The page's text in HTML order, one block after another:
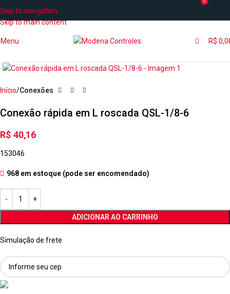
Skip to navigation
Skip to main content
Menu
0
R$
Início Conexões
Conexão rápida em L roscada QSL-1/8-6
R$ 40,16
153046
968 em estoque (pode ser encomendado)
ADICIONAR AO CARRINHO
Simulação de frete